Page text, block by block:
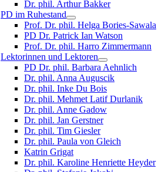
Dr. phil. Arthur Bakker
PD im Ruhestand
Prof. Dr. phil. Helga Bories-Sawala
PD Dr. Patrick Ian Watson
Prof. Dr. phil. Harro Zimmermann
Lektorinnen und Lektoren
PD Dr. phil. Barbara Aehnlich
Dr. phil. Anna Auguscik
Dr. phil. Inke Du Bois
Dr. phil. Mehmet Latif Durlanik
Dr. phil. Anne Gadow
Dr. phil. Jan Gerstner
Dr. phil. Tim Giesler
Dr. phil. Paula von Gleich
Katrin Grigat
Dr. phil. Karoline Henriette Heyder